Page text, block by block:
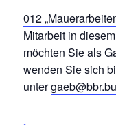
012
Mitarbeit in
möchten Sie als
wenden Sie sich
unter